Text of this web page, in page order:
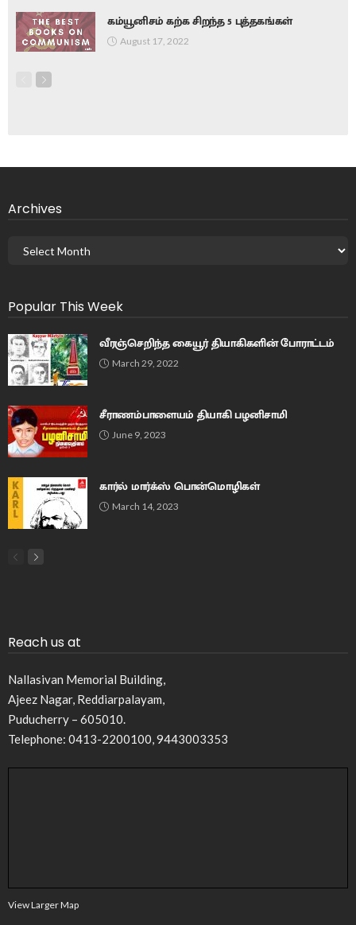
கம்யூனிசம் கற்க சிறந்த 5 புத்தகங்கள்
August 17, 2022
Archives
Popular This Week
வீரஞ்செறிந்த கையூர் தியாகிகளின் போராட்டம்
March 29, 2022
சீராணம்பாளையம் தியாகி பழனிசாமி
June 9, 2023
கார்ல் மார்க்ஸ் பொன்மொழிகள்
March 14, 2023
Reach us at
Nallasivan Memorial Building,
Ajeez Nagar, Reddiarpalayam,
Puducherry – 605010.
Telephone: 0413-2200100, 9443003353
View Larger Map